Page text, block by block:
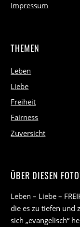
Impressum
THEMEN
Leben
Liebe
Freiheit
Fairness
Zuversicht
ÜBER DIESEN
Leben – Liebe –
die es zu tiefen und
sich „evangelisch“